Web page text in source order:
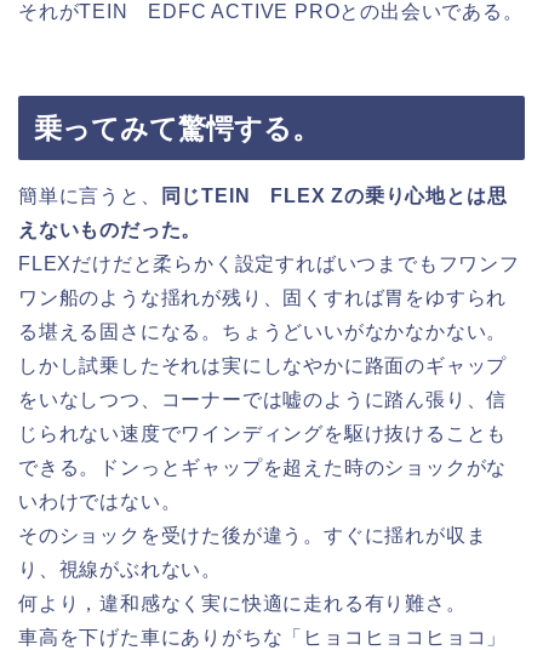
それがTEIN EDFC ACTIVE PROとの出会いである。
乗ってみて驚愕する。
簡単に言うと、
同じTEIN FLEX Zの乗り心地とは思
えないものだった。
FLEXだけだと柔らかく設定すればいつまでもフワンフ
ワン船のような揺れが残り、固くすれば胃をゆすられ
る堪える固さになる。ちょうどいいがなかなかない。
しかし試乗したそれは実にしなやかに路面のギャップ
をいなしつつ、コーナーでは嘘のように踏ん張り、信
じられない速度でワインディングを駆け抜けることも
できる。ドンっとギャップを超えた時のショックがな
いわけではない。
そのショックを受けた後が違う。すぐに揺れが収ま
り、視線がぶれない。
何より，違和感なく実に快適に走れる有り難さ。
車高を下げた車にありがちな「ヒョコヒョコヒョコ」